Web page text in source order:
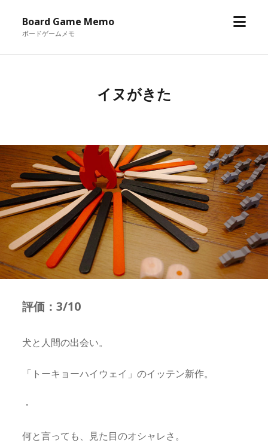
Board Game Memo
ボードゲームメモ
メ
イヌがきた
評価：3/10
犬と人間の出会い。
「トーキョーハイウェイ」のイッテン新作。
・
何と言っても、見た目のオシャレさ。